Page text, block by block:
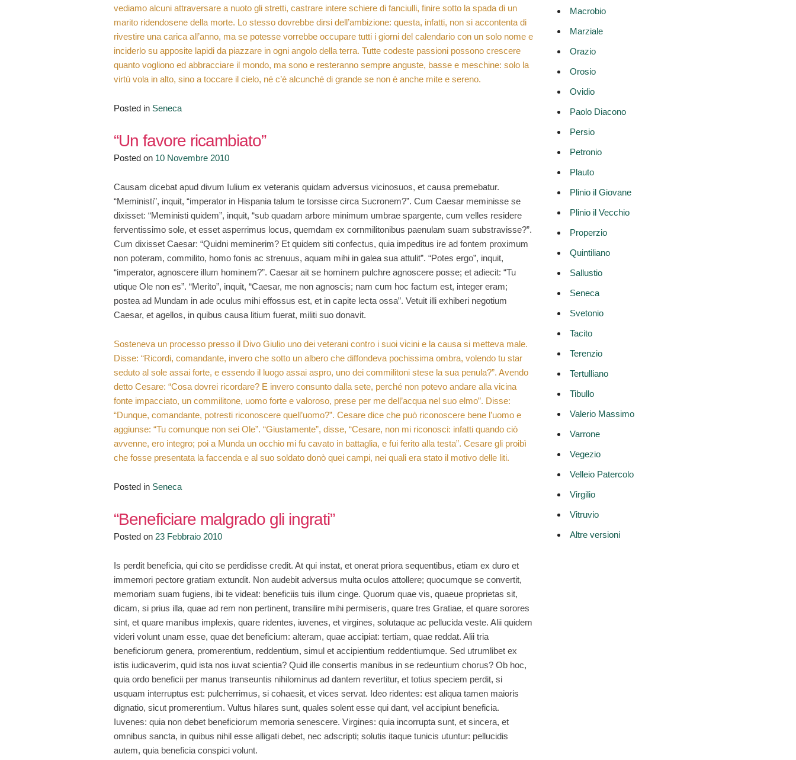
vediamo alcuni attraversare a nuoto gli stretti, castrare intere schiere di fanciulli, finire sotto la spada di un
marito ridendosene della morte. Lo stesso dovrebbe dirsi dell’ambizione: questa, infatti, non si accontenta di
rivestire una carica all’anno, ma se potesse vorrebbe occupare tutti i giorni del calendario con un solo nome e
inciderlo su apposite lapidi da piazzare in ogni angolo della terra. Tutte codeste passioni possono crescere
quanto vogliono ed abbracciare il mondo, ma sono e resteranno sempre anguste, basse e meschine: solo la
virtù vola in alto, sino a toccare il cielo, né c’è alcunché di grande se non è anche mite e sereno.
Posted in Seneca
“Un favore ricambiato”
Posted on 10 Novembre 2010
Causam dicebat apud divum Iulium ex veteranis quidam adversus vicinosuos, et causa premebatur.
“Meministi”, inquit, “imperator in Hispania talum te torsisse circa Sucronem?”. Cum Caesar meminisse se
dixisset: “Meministi quidem”, inquit, “sub quadam arbore minimum umbrae spargente, cum velles residere
ferventissimo sole, et esset asperrimus locus, quemdam ex cornmilitonibus paenulam suam substravisse?”.
Cum dixisset Caesar: “Quidni meminerim? Et quidem siti confectus, quia impeditus ire ad fontem proximum
non poteram, commilito, homo fonis ac strenuus, aquam mihi in galea sua attulit”. “Potes ergo”, inquit,
“imperator, agnoscere illum hominem?”. Caesar ait se hominem pulchre agnoscere posse; et adiecit: “Tu
utique Ole non es”. “Merito”, inquit, “Caesar, me non agnoscis; nam cum hoc factum est, integer eram;
postea ad Mundam in ade oculus mihi effossus est, et in capite lecta ossa”. Vetuit illi exhiberi negotium
Caesar, et agellos, in quibus causa litium fuerat, militi suo donavit.
Sosteneva un processo presso il Divo Giulio uno dei veterani contro i suoi vicini e la causa si metteva male.
Disse: “Ricordi, comandante, invero che sotto un albero che diffondeva pochissima ombra, volendo tu star
seduto al sole assai forte, e essendo il luogo assai aspro, uno dei commilitoni stese la sua penula?”. Avendo
detto Cesare: “Cosa dovrei ricordare? E invero consunto dalla sete, perché non potevo andare alla vicina
fonte impacciato, un commilitone, uomo forte e valoroso, prese per me dell’acqua nel suo elmo”. Disse:
“Dunque, comandante, potresti riconoscere quell’uomo?”. Cesare dice che può riconoscere bene l’uomo e
aggiunse: “Tu comunque non sei Ole”. “Giustamente”, disse, “Cesare, non mi riconosci: infatti quando ciò
avvenne, ero integro; poi a Munda un occhio mi fu cavato in battaglia, e fui ferito alla testa”. Cesare gli proibì
che fosse presentata la faccenda e al suo soldato donò quei campi, nei quali era stato il motivo delle liti.
Posted in Seneca
“Beneficiare malgrado gli ingrati”
Posted on 23 Febbraio 2010
Is perdit beneficia, qui cito se perdidisse credit. At qui instat, et onerat priora sequentibus, etiam ex duro et
immemori pectore gratiam extundit. Non audebit adversus multa oculos attollere; quocumque se convertit,
memoriam suam fugiens, ibi te videat: beneficiis tuis illum cinge. Quorum quae vis, quaeue proprietas sit,
dicam, si prius illa, quae ad rem non pertinent, transilire mihi permiseris, quare tres Gratiae, et quare sorores
sint, et quare manibus implexis, quare ridentes, iuvenes, et virgines, solutaque ac pellucida veste. Alii quidem
videri volunt unam esse, quae det beneficium: alteram, quae accipiat: tertiam, quae reddat. Alii tria
beneficiorum genera, promerentium, reddentium, simul et accipientium reddentiumque. Sed utrumlibet ex
istis iudicaverim, quid ista nos iuvat scientia? Quid ille consertis manibus in se redeuntium chorus? Ob hoc,
quia ordo beneficii per manus transeuntis nihilominus ad dantem revertitur, et totius speciem perdit, si
usquam interruptus est: pulcherrimus, si cohaesit, et vices servat. Ideo ridentes: est aliqua tamen maioris
dignatio, sicut promerentium. Vultus hilares sunt, quales solent esse qui dant, vel accipiunt beneficia.
Iuvenes: quia non debet beneficiorum memoria senescere. Virgines: quia incorrupta sunt, et sincera, et
omnibus sancta, in quibus nihil esse alligati debet, nec adscripti; solutis itaque tunicis utuntur: pellucidis
autem, quia beneficia conspici volunt.
Macrobio
Marziale
Orazio
Orosio
Ovidio
Paolo Diacono
Persio
Petronio
Plauto
Plinio il Giovane
Plinio il Vecchio
Properzio
Quintiliano
Sallustio
Seneca
Svetonio
Tacito
Terenzio
Tertulliano
Tibullo
Valerio Massimo
Varrone
Vegezio
Velleio Patercolo
Virgilio
Vitruvio
Altre versioni